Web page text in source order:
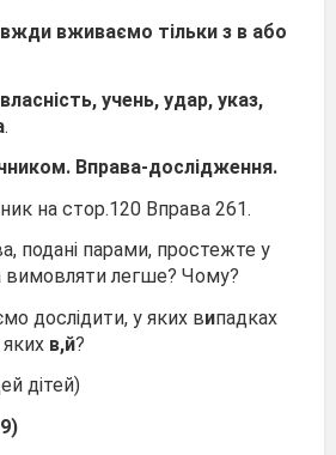
вживаємо тільки з в або
учень, удар, указ,
.
Вправа-дослідження.
на стор.120 Вправа 261.
подані парами, простежте у
вимовляти легше? Чому?
дослідити, у яких випадках
в,й?
дітей)